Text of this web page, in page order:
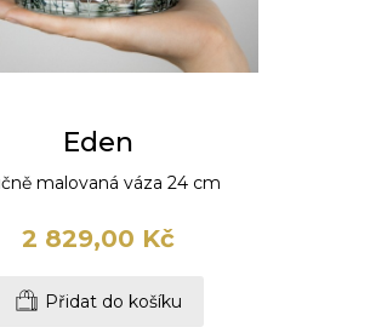
Eden
malovaná váza 24 cm
2 829,00 Kč
Přidat do košíku